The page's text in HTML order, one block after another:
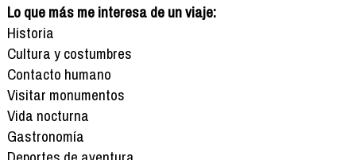
Lo que más me interesa de un viaje:
Historia
Cultura y costumbres
Contacto humano
Visitar monumentos
Vida nocturna
Gastronomía